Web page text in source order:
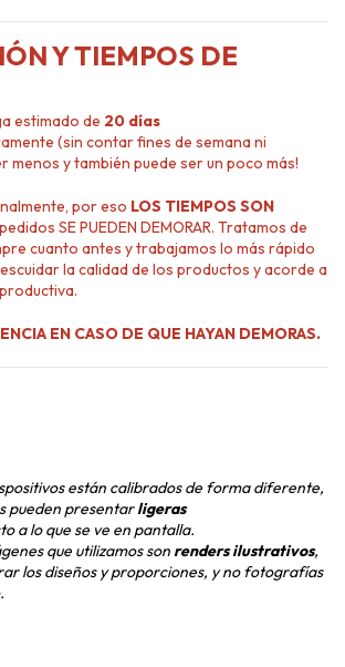
Y TIEMPOS DE
estimado de 20 días
(sin contar fines de semana ni
menos y también puede ser un poco más!
por eso LOS TIEMPOS SON
SE PUEDEN DEMORAR. Tratamos de
cuanto antes y trabajamos lo más rápido
la calidad de los productos y acorde a
EN CASO DE QUE HAYAN DEMORAS.
están calibrados de forma diferente,
pueden presentarligeras
a lo que se ve en pantalla.
que utilizamos sonrenders ilustrativos,
los diseños y proporciones, y no fotografías